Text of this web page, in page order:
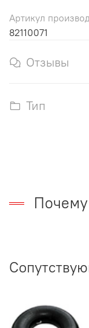
Артикул
82110071
Отзывы
Тип
Почему